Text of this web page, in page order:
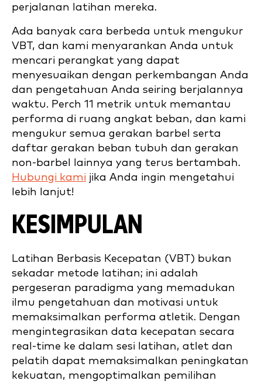
perjalanan latihan mereka.
Ada banyak cara berbeda untuk mengukur
VBT, dan kami menyarankan Anda untuk
mencari perangkat yang dapat
menyesuaikan dengan perkembangan Anda
dan pengetahuan Anda seiring berjalannya
waktu. Perch 11 metrik untuk memantau
performa di ruang angkat beban, dan kami
mengukur semua gerakan barbel serta
daftar gerakan beban tubuh dan gerakan
non-barbel lainnya yang terus bertambah.
Hubungi kami jika Anda ingin mengetahui
lebih lanjut!
KESIMPULAN
Latihan Berbasis Kecepatan (VBT) bukan
sekadar metode latihan; ini adalah
pergeseran paradigma yang memadukan
ilmu pengetahuan dan motivasi untuk
memaksimalkan performa atletik. Dengan
mengintegrasikan data kecepatan secara
real-time ke dalam sesi latihan, atlet dan
pelatih dapat memaksimalkan peningkatan
kekuatan, mengoptimalkan pemilihan